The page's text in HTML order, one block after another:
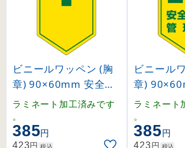
ビニールワッペン (胸
章) 90×60mm 安全ピ
ン式 安全マーク (1260
ラミネート加工済みです
。
385円
423円
ビニール
章)
ン式 安全
ラミネート
。
385円
423円